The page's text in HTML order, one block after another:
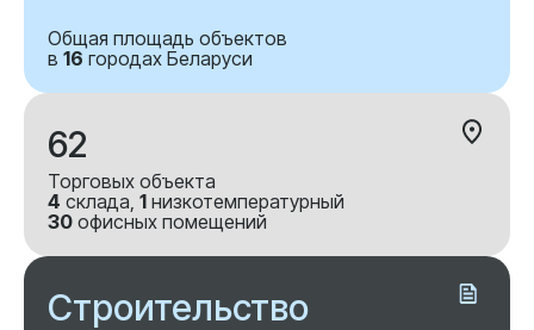
Общая площадь объектов
в 16 городах Беларуси
62
Торговых объекта
4 склада, 1 низкотемпературный
30 офисных помещений
Строительство